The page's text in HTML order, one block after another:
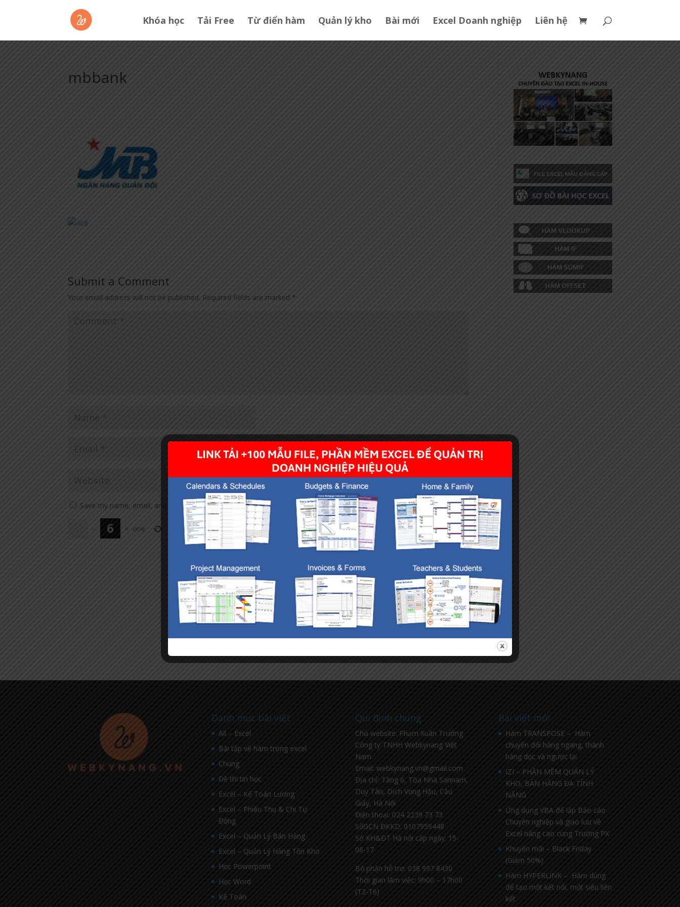
Khóa học Tải Free Từ điển hàm Quản lý kho Bài mới Excel Doanh nghiệp Liên hệ
mbbank
Submit a Comment
Your email address will not be published. Required fields are marked *
Save my name, email, and website in this browser for the next time I comment.
− = one
Danh mục bài viết
All – Excel
Bài tập về hàm trong excel
Chung
Đề thi tin học
Excel – Kế Toán Lương
Excel – Phiếu Thu & Chi Tự
Động
Excel – Quản Lý Bán Hàng
Excel – Quản Lý Hàng Tồn Kho
Học Powerpoint
Học Word
Kế Toán
Qui định chung
Chủ website: Phạm Xuân Trường
Công ty TNHH Webkynang Việt
Nam
Email: webkynang.vn@gmail.com
Địa chỉ: Tầng 6, Tòa Nhà Sannam,
Duy Tân, Dịch Vọng Hậu, Cầu
Giấy, Hà Nội
Điện thoại: 024 2239 73 73
SốGCN ĐKKD: 0107959448
Sở KH&ĐT Hà nội cấp ngày: 15-
08-17
Bộ phận hỗ trợ: 038 997 8430
Thời gian làm việc: 9h00 – 17h00
(T2-T6)
Bài viết mới
Hàm TRANSPOSE – Hàm
chuyển đổi hàng ngang, thành
hàng dọc và ngược lại
IZI – PHẦN MỀM QUẢN LÝ
KHO, BÁN HÀNG ĐA TÍNH
NĂNG
Ứng dụng VBA để lập Báo cáo
Chuyên nghiệp và giao lưu về
Excel nâng cao cùng Trường PX
Khuyến mãi – Black Friday
(Giảm 50%)
Hàm HYPERLINK – Hàm dùng
để tạo một kết nối, một siêu liên
kết